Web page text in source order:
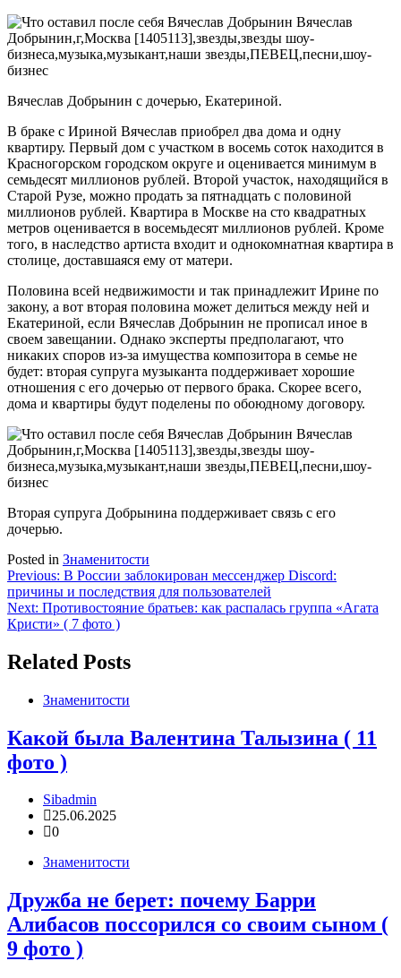
Вячеслав Добрынин с дочерью, Екатериной.
В браке с Ириной Вячеслав приобрел два дома и одну
квартиру. Первый дом с участком в восемь соток находится в
Красногорском городском округе и оценивается минимум в
семьдесят миллионов рублей. Второй участок, находящийся в
Старой Рузе, можно продать за пятнадцать с половиной
миллионов рублей. Квартира в Москве на сто квадратных
метров оценивается в восемьдесят миллионов рублей. Кроме
того, в наследство артиста входит и однокомнатная квартира в
столице, доставшаяся ему от матери.
Половина всей недвижимости и так принадлежит Ирине по
закону, а вот вторая половина может делиться между ней и
Екатериной, если Вячеслав Добрынин не прописал иное в
своем завещании. Однако эксперты предполагают, что
никаких споров из-за имущества композитора в семье не
будет: вторая супруга музыканта поддерживает хорошие
отношения с его дочерью от первого брака. Скорее всего,
дома и квартиры будут поделены по обоюдному договору.
Вторая супруга Добрынина поддерживает связь с его
дочерью.
Posted in Знаменитости
Навигация
по
записям
Previous: В России заблокирован мессенджер Discord:
причины и последствия для пользователей
Next: Противостояние братьев: как распалась группа «Агата
Кристи» ( 7 фото )
Related Posts
Знаменитости
Какой была Валентина Талызина ( 11
фото )
Sibadmin
25.06.2025
0
Знаменитости
Дружба не берет: почему Барри
Алибасов поссорился со своим сыном (
9 фото )